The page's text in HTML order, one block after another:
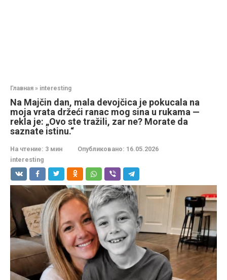
Главная » interesting
Na Majčin dan, mala devojčica je pokucala na
moja vrata držeći ranac mog sina u rukama —
rekla je: „Ovo ste tražili, zar ne? Morate da
saznate istinu.“
На чтение: 3 мин Опубликовано: 16.05.2026
interesting